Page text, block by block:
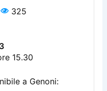
325
15.30
a Genoni: